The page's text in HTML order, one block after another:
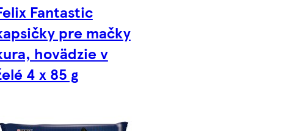
Fantastic
pre mačky
hovädzie v
4 x 85 g